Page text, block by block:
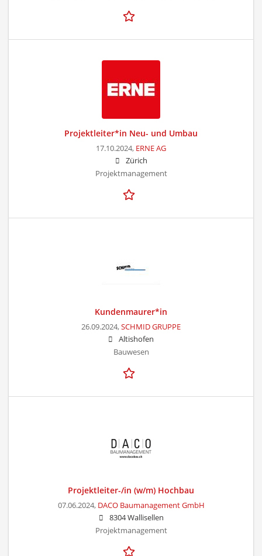
Projektleiter*in Neu- und Umbau
17.10.2024, ERNE AG
Zürich
Projektmanagement
Kundenmaurer*in
26.09.2024,SCHMID GRUPPE
Altishofen
Bauwesen
Projektleiter-/in (w/m) Hochbau
07.06.2024, DACO Baumanagement GmbH
8304 Wallisellen
Projektmanagement